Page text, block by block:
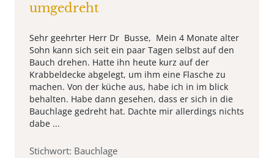
umgedreht
Sehr geehrter Herr Dr Busse, Mein 4 Monate alter
Sohn kann sich seit ein paar Tagen selbst auf den
Bauch drehen. Hatte ihn heute kurz auf der
Krabbeldecke abgelegt, um ihm eine Flasche zu
machen. Von der küche aus, habe ich in im blick
behalten. Habe dann gesehen, dass er sich in die
Bauchlage gedreht hat. Dachte mir allerdings nichts
dabe ...
Stichwort: Bauchlage